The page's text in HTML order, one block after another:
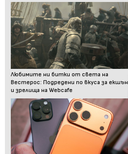
Любимите ни битки от света на
Вестерос: Подредени по вкуса за екшън
и зрелища на Webcafe